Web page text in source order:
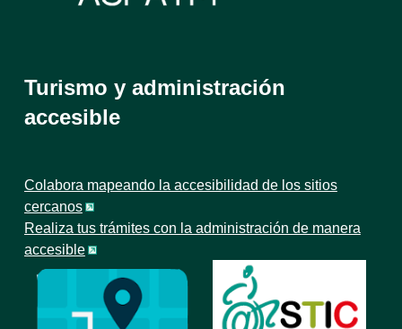
Turismo y administración
accesible
Colabora mapeando la accesibilidad de los sitios
cercanos
Realiza tus trámites con la administración de manera
accesible